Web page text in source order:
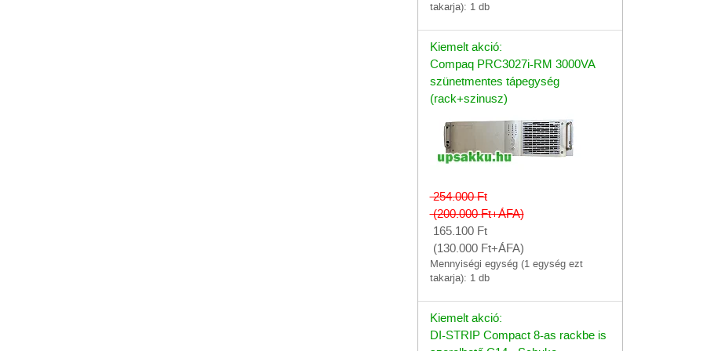
takarja): 1 db
Kiemelt akció:
Compaq PRC3027i-RM 3000VA
szünetmentes tápegység
(rack+szinusz)
254.000Ft
(200.000Ft+ÁFA)
165.100 Ft
(130.000 Ft+ÁFA)
Mennyiségi egység (1 egység ezt
takarja): 1 db
Kiemelt akció:
DI-STRIP Compact 8-as rackbe is